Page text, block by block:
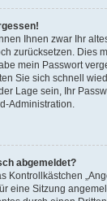
Ihnen zwar Ihr
zurücksetzen. Dies
mein Passwort
Sie sich schnell
Lage sein, Ihr
Administration.
abgemeldet?
Kontrollkästchen
eine Sitzung